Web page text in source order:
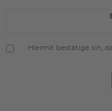
Hiermit bestätige ich,